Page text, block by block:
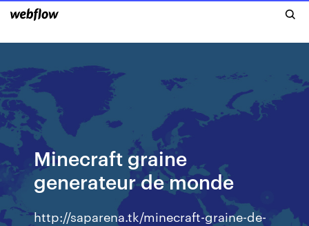
Minecraft graine
generateur de monde
http://saparena.tk/minecraft-graine-de-